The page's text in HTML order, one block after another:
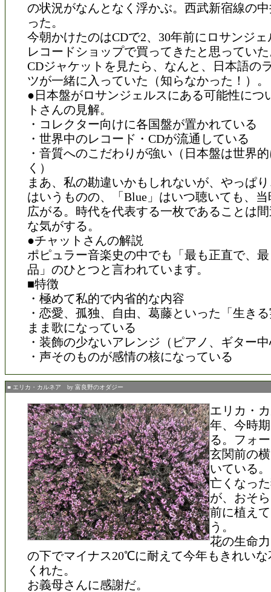
の状況がなんとなく浮かぶ。西武新宿線の
った。
今朝かけたのはCDで2、30年前にロサンジ
レコードショップで買ってきたと思ってい
CDジャケットを見たら、なんと、日本語の
ツが一緒に入っていた（知らなかった！）。
●日本盤がロサンジェルスにある可能性につ
トさんの見解。
・コレクター向けに各国盤が置かれている
・世界中のレコード・CDが流通している
・音質へのこだわりが強い（日本盤は世界
く）
まあ、私の勘違いかもしれないが、やっぱ
はいうものの、「Blue」はいつ聴いても、
広がる。時代を代表する一枚であることは
な気がする。
●チャットさんの解説
ポピュラー音楽史の中でも「最も正直で、
品」のひとつと言われています。
■特徴
・極めて私的で内省的な内容
・恋愛、孤独、自由、葛藤といった「生き
まま歌になっている
・装飾の少ないアレンジ（ピアノ、ギター
・声そのものが感情の核になっている
■ エリカ・カルネア by 富良野のオダジー
エリカ・
年、今時
る。フォ
玄関前の
いている。
亡くなっ
が、おそ
前に植え
う。
花の生命
の下でマイナス20℃に耐えて今年もきれい
くれた。
お義母さんに感謝だ。